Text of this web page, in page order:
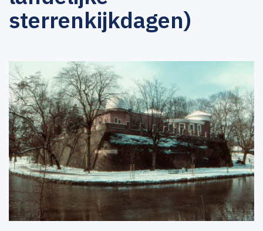
sterrenkijkdagen)